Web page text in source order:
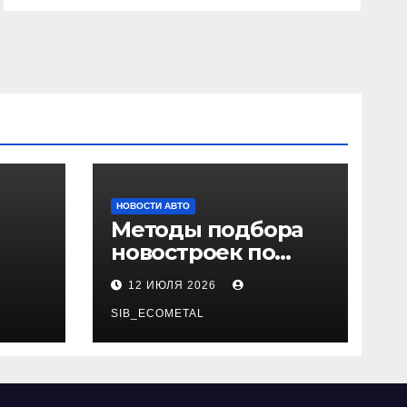
НОВОСТИ АВТО
Методы подбора
новостроек по
заданным
критериям
12 ИЮЛЯ 2026
SIB_ECOMETAL